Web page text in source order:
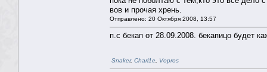
вов и прочая хрень.
Отправлено: 20 Октября 2008, 13:57
п.с бекап от 28.09.2008. бекапицо будет
Snaker, Charl1e, Vopros